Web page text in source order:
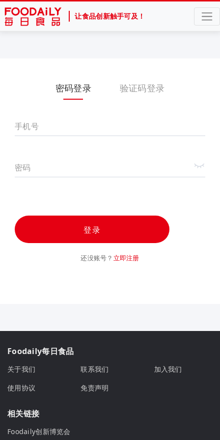
让食品创新触手可及！
密码登录 验证码登录
手机号
密码
登录
还没账号？ 立即注册
Foodaily每日食品
关于我们 联系我们
加入我们
使用协议
免责声明
相关链接
Foodaily创新博览会